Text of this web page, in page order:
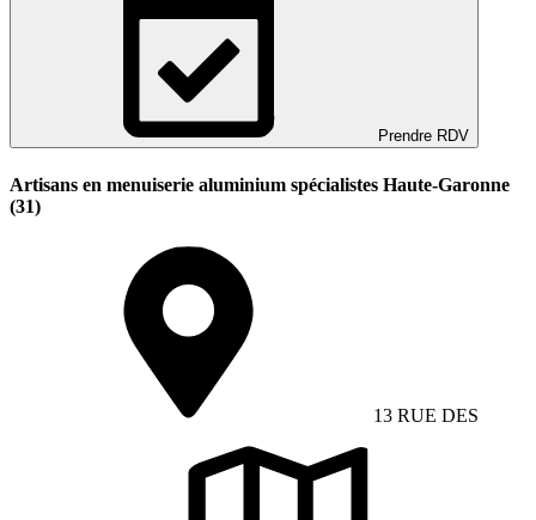
Prendre RDV
Artisans en menuiserie aluminium spécialistes Haute-Garonne
(31)
13 RUE DES